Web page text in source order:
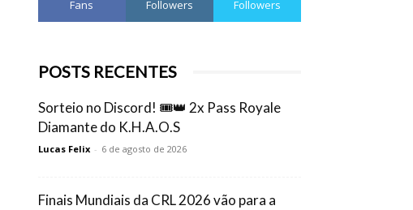
Fans Followers Followers
POSTS RECENTES
Sorteio no Discord! 🎟️👑 2x Pass Royale
Diamante do K.H.A.O.S
Lucas Felix - 6 de agosto de 2026
Finais Mundiais da CRL 2026 vão para a